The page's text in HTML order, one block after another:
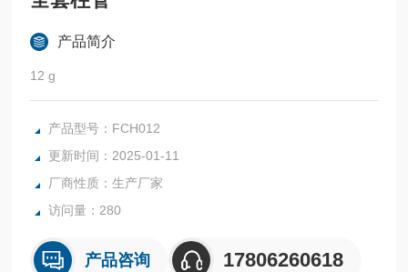
产品简介
12 g
产品型号：FCH012
更新时间：2025-01-11
厂商性质：生产厂家
访问量：280
产品咨询 17806260618